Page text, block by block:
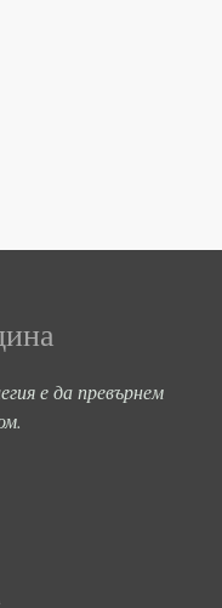
е да превърнем